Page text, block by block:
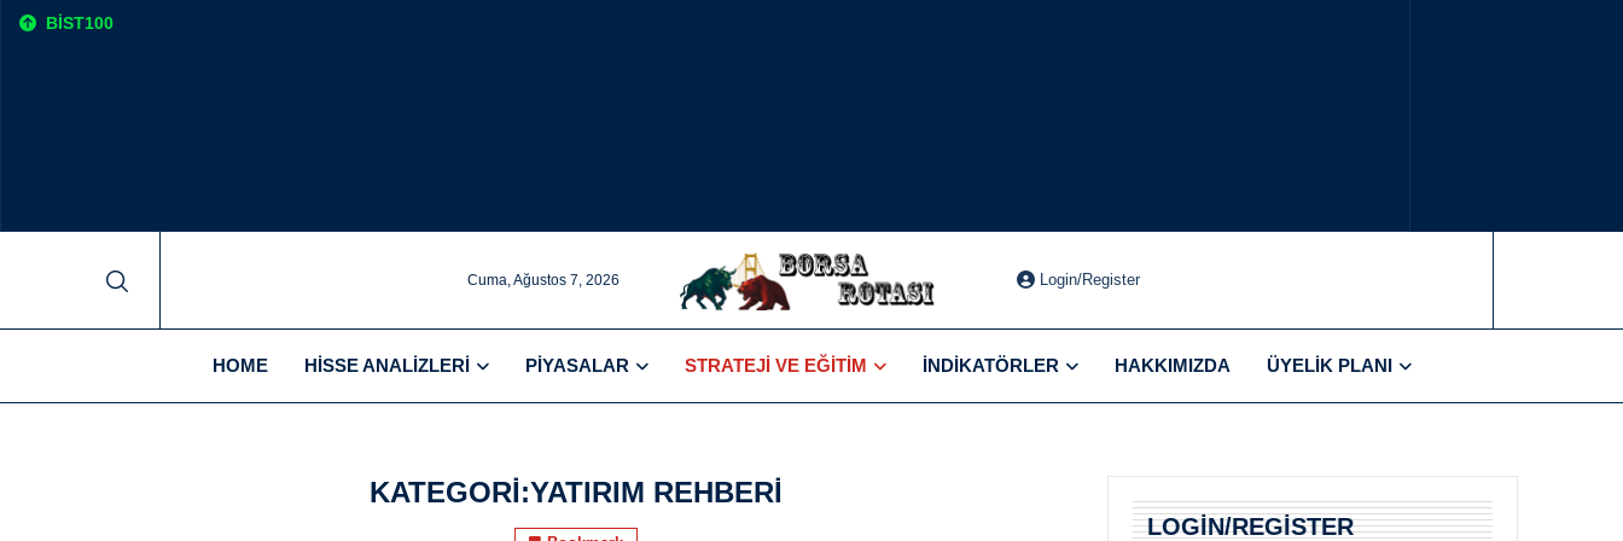
BIST100
Cuma, Ağustos 7, 2026 Login/Register
HOME HISSE ANALIZLERI PIYASALAR STRATEJI VE EĞITIM İNDIKATÖRLER HAKKIMIZDA ÜYELIK PLANI
KATEGORI:YATIRIM REHBERI
LOGIN/REGISTER